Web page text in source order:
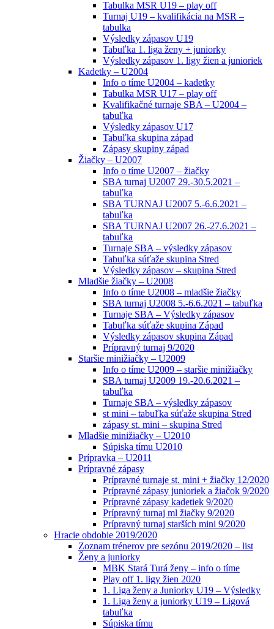
Tabulka MSR U19 – play off
Turnaj U19 – kvalifikácia na MSR –
tabulka
Výsledky zápasov U19
Tabuľka 1. liga ženy + juniorky
Výsledky zápasov 1. ligy žien a junioriek
Kadetky – U2004
Info o tíme U2004 – kadetky
Tabulka MSR U17 – play off
Kvalifikačné turnaje SBA – U2004 –
tabuľka
Výsledky zápasov U17
Tabuľka skupina západ
Zápasy skupiny západ
Žiačky – U2007
Info o tíme U2007 – žiačky
SBA turnaj U2007 29.-30.5.2021 –
tabuľka
SBA TURNAJ U2007 5.-6.6.2021 –
tabuľka
SBA TURNAJ U2007 26.-27.6.2021 –
tabuľka
Turnaje SBA – výsledky zápasov
Tabuľka súťaže skupina Stred
Výsledky zápasov – skupina Stred
Mladšie žiačky – U2008
Info o tíme U2008 – mladšie žiačky
SBA turnaj U2008 5.-6.6.2021 – tabuľka
Turnaje SBA – Výsledky zápasov
Tabuľka súťaže skupina Západ
Výsledky zápasov skupina Západ
Prípravný turnaj 9/2020
Staršie minižiačky – U2009
Info o tíme U2009 – staršie minižiačky
SBA turnaj U2009 19.-20.6.2021 –
tabuľka
Turnaje SBA – výsledky zápasov
st mini – tabuľka súťaže skupina Stred
zápasy st. mini – skupina Stred
Mladšie minižiačky – U2010
Súpiska tímu U2010
Prípravka – U2011
Prípravné zápasy
Prípravné turnaje st. mini + žiačky 12/2020
Prípravné zápasy junioriek a žiačok 9/2020
Prípravné zápasy kadetiek 9/2020
Prípravný turnaj ml žiačky 9/2020
Prípravný turnaj starších mini 9/2020
Hracie obdobie 2019/2020
Zoznam trénerov pre sezónu 2019/2020 – list
Ženy a juniorky
MBK Stará Turá ženy – info o tíme
Play off 1. ligy žien 2020
1. Liga ženy a Juniorky U19 – Výsledky
1. Liga ženy a juniorky U19 – Ligová
tabuľka
Súpiska tímu